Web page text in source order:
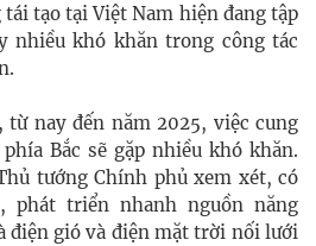
tạo tại Việt Nam hiện đang tập
nhiều khó khăn trong công tác
từ nay đến năm 2025, việc cung
Bắc sẽ gặp nhiều khó khăn.
tướng Chính phủ xem xét, có
phát triển nhanh nguồn năng
điện gió và điện mặt trời nối lưới